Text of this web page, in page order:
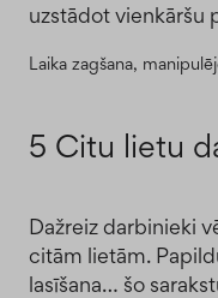
uzstādot vienkāršu
Laika zagšana,
5 Citu lietu
Dažreiz darbinieki
citām lietām.
lasīšana… šo